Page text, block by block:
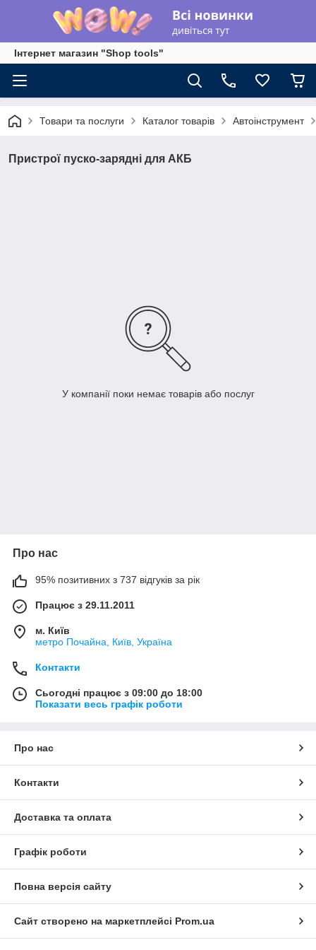
Інтернет магазин "Shop tools"
Товари та послуги Каталог товарів Автоінструмент
Пристрої пуско-зарядні для АКБ
У компанії поки немає товарів або послуг
Про нас
95% позитивних з 737 відгуків за рік
Працює з 29.11.2011
м. Київ
метро Почайна, Київ, Україна
Контакти
Сьогодні працює з 09:00 до 18:00
Показати весь графік роботи
Про нас
Контакти
Доставка та оплата
Графік роботи
Повна версія сайту
Сайт створено на маркетплейсі Prom.ua